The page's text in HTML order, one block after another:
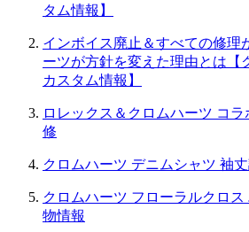
タム情報】
インボイス廃止＆すべての修理
ーツが方針を変えた理由とは【
カスタム情報】
ロレックス＆クロムハーツ コ
修
クロムハーツ デニムシャツ 袖
クロムハーツ フローラルクロ
物情報